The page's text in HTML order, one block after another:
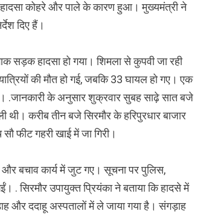
कोहरे और पाले के कारण हुआ। मुख्यमंत्री ने
दिए हैं।
सड़क हादसा हो गया। शिमला से कुपवी जा रही
की मौत हो गई, जबकि 33 घायल हो गए। एक
.जानकारी के अनुसार शुक्रवार सुबह साढ़े सात बजे
करीब तीन बजे सिरमौर के हरिपुरधार बाजार
फीट गहरी खाई में जा गिरी।
और बचाव कार्य में जुट गए। सूचना पर पुलिस,
. सिरमौर उपायुक्त प्रियंका ने बताया कि हादसे में
और ददाहू अस्पतालों में ले जाया गया है। संगड़ाह